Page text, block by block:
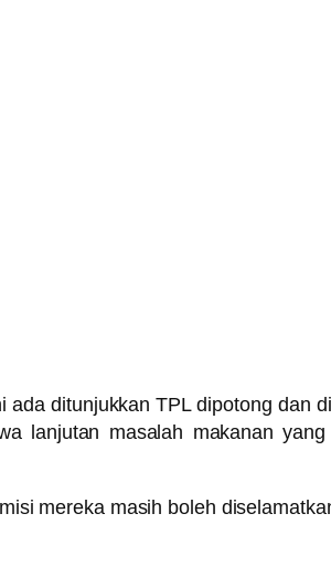
ditunjukkan TPL dipotong dan
lanjutan masalah makanan
mereka masih boleh